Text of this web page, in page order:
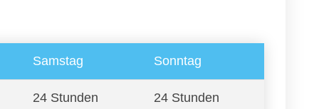
Samstag Sonntag
24 Stunden
24 Stunden